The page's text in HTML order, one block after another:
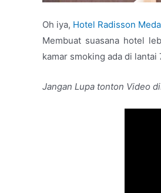
Oh iya, Hotel Radisson
Membuat suasana hotel
kamar smoking ada di
Jangan Lupa tonton Video